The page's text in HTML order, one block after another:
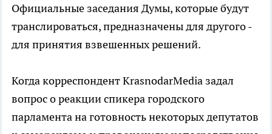
Официальные заседания Думы, которые будут
транслироваться, предназначены для другого -
для принятия взвешенных решений.
Когда корреспондент KrasnodarMedia задал
вопрос о реакции спикера городского
парламента на готовность некоторых депутатов